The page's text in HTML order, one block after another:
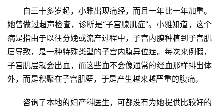
自三十多岁起，小雅出现痛经，而且一年比一年加重。
她曾做过超声检查，诊断是“子宫腺肌症”。小雅知道，这个
病是指由于以往分娩或流产过程中，子宫内膜种植到子宫肌
层导致，是一种特殊类型的子宫内膜异位症。每次来例假，
子宫肌层就会出血，而这些血不会像通常的经血那样排出体
外，而是积聚在子宫肌壁，于是产生越来越严重的腹痛。
咨询了本地的妇产科医生，可都没有为她提供比较好的